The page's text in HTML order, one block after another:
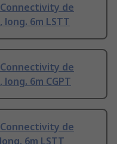
de
6m LSTT
de
6m CGPT
de
6m LSTT